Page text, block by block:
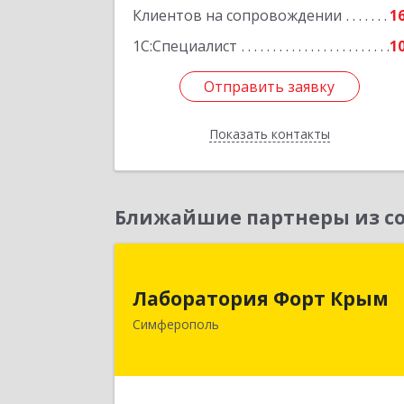
Клиентов на сопровождении
1С:Специалист
Отправить заявку
Показать контакты
Отправить заявку
Назад
Ближайшие партнеры из
Лаборатория Форт Крым
Симферополь
295034, Крым Респ, Симферополь г,
Киевская ул, дом № 79, оф.902